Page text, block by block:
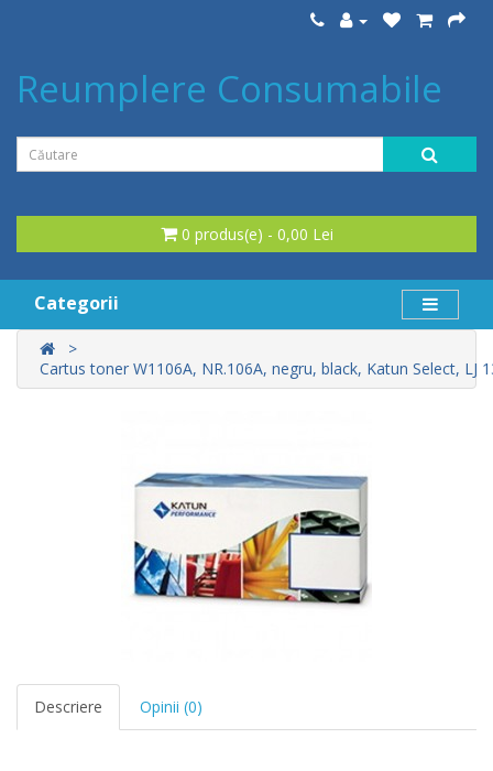
Reumplere Consumabile
0 produs(e) - 0,00 Lei
Categorii
Cartus toner W1106A, NR.106A, negru, black, Katun Select, LJ
Descriere Opinii (0)